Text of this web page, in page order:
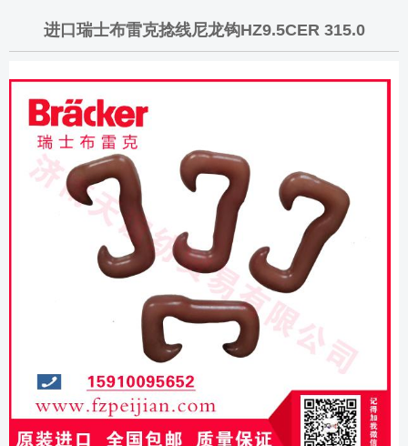
进口瑞士布雷克捻线尼龙钩HZ9.5CER 315.0